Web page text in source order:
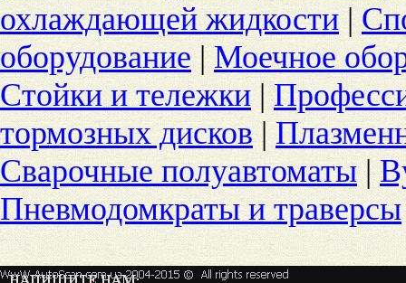
охлаждающей жидкости |
оборудование | Моечное
Стойки и тележки |
тормозных дисков |
Сварочные полуавтоматы |
Пневмодомкраты и траверсы